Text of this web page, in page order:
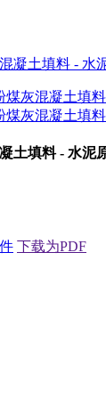
土填料 - 水泥
下载为PDF